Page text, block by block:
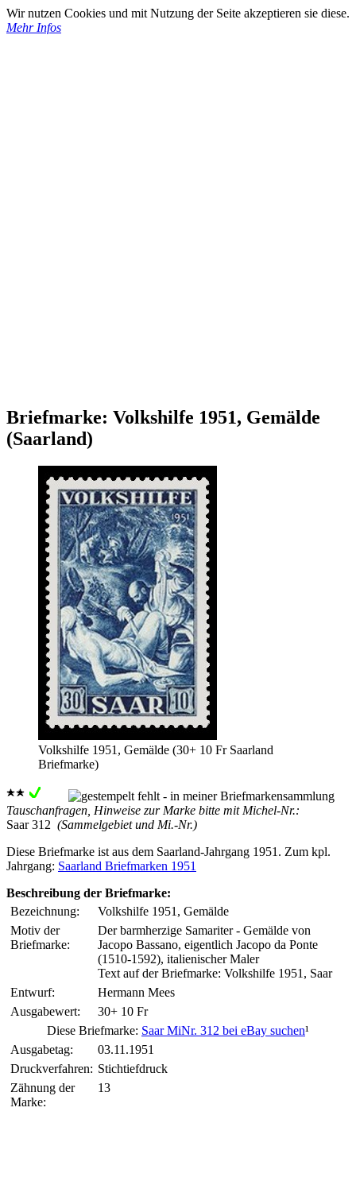
Wir nutzen Cookies und mit Nutzung der Seite akzeptieren sie diese.
Mehr Infos
Briefmarke: Volkshilfe 1951, Gemälde
(Saarland)
Volkshilfe 1951, Gemälde (30+ 10 Fr Saarland
Briefmarke)
Tauschanfragen, Hinweise zur Marke bitte mit Michel-Nr.:
Saar 312 (Sammelgebiet und Mi.-Nr.)
Diese Briefmarke ist aus dem Saarland-Jahrgang 1951. Zum kpl.
Jahrgang: Saarland Briefmarken 1951
Beschreibung der Briefmarke:
Bezeichnung:
Volkshilfe 1951, Gemälde
Motiv der
Briefmarke:
Der barmherzige Samariter - Gemälde von
Jacopo Bassano, eigentlich Jacopo da Ponte
(1510-1592), italienischer Maler
Text auf der Briefmarke: Volkshilfe 1951, Saar
Entwurf:
Hermann Mees
Ausgabewert:
30+ 10 Fr
Diese Briefmarke: Saar MiNr. 312 bei eBay suchen¹
Ausgabetag:
03.11.1951
Druckverfahren: Stichtiefdruck
Zähnung der
Marke:
13